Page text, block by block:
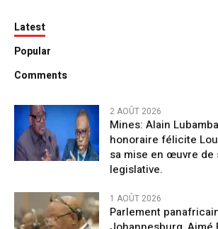
Latest
Popular
Comments
2 AOÛT 2026
Mines: Alain
honoraire félicite
sa mise en œuvre de
legislative.
1 AOÛT 2026
Parlement